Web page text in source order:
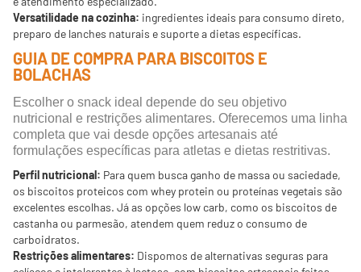
Versatilidade na cozinha: ingredientes ideais para consumo direto,
preparo de lanches naturais e suporte a dietas específicas.
GUIA DE COMPRA PARA BISCOITOS E
BOLACHAS
Escolher o snack ideal depende do seu objetivo
nutricional e restrições alimentares. Oferecemos uma linha
completa que vai desde opções artesanais até
formulações específicas para atletas e dietas restritivas.
Perfil nutricional: Para quem busca ganho de massa ou saciedade,
os biscoitos proteicos com whey protein ou proteínas vegetais são
excelentes escolhas. Já as opções low carb, como os biscoitos de
castanha ou parmesão, atendem quem reduz o consumo de
carboidratos.
Restrições alimentares: Dispomos de alternativas seguras para